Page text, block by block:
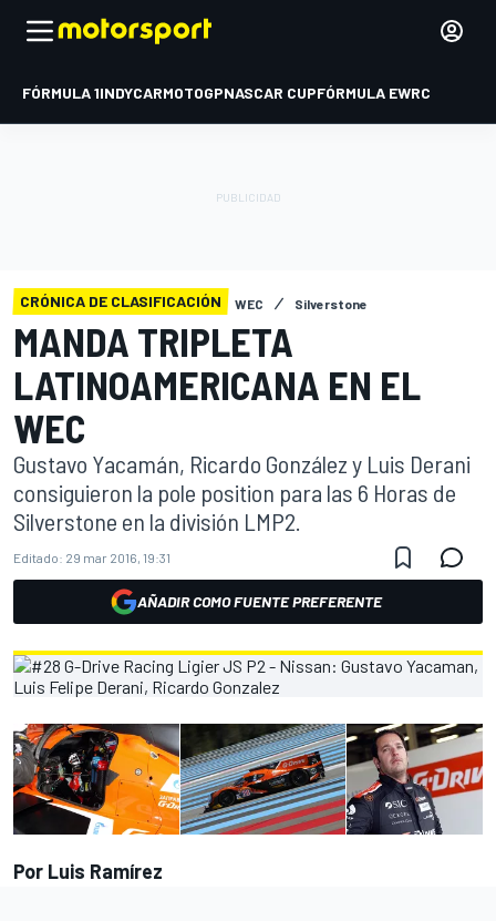
FÓRMULA 1INDYCARMOTOGPNASCAR CUPFÓRMULA EWRC
CRÓNICA DE CLASIFICACIÓN WEC Silverstone
MANDA TRIPLETA
LATINOAMERICANA EN EL
WEC
Gustavo Yacamán, Ricardo González y Luis Derani
consiguieron la pole position para las 6 Horas de
Silverstone en la división LMP2.
Editado: 29 mar 2016, 19:31
AÑADIR COMO FUENTE PREFERENTE
Por Luis Ramírez